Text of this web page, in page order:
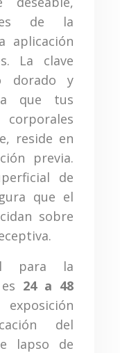
de la
aplicación
La clave
dorado y
que tus
reside en
previa.
de
que el
sobre
para la
24 a 48
del
lapso de